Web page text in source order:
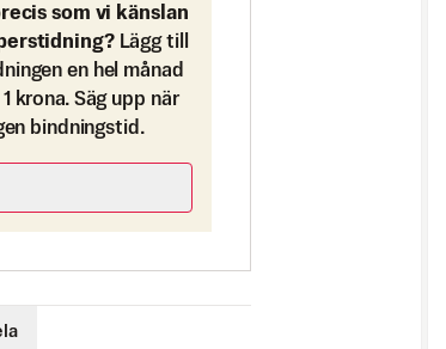
som vi känslan
Lägg till
en hel månad
krona. Säg upp när
bindningstid.